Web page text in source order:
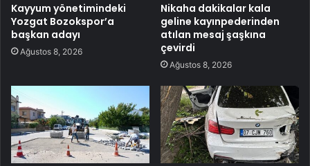
Kayyum yönetimindeki
Yozgat Bozokspor’a
başkan adayı
Ağustos 8, 2026
Nikaha dakikalar kala
geline kayınpederinden
atılan mesaj şaşkına
çevirdi
Ağustos 8, 2026